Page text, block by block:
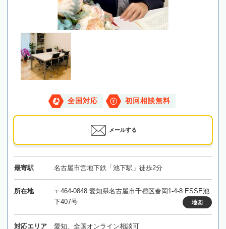
全国対応 初回相談無料
メールする
最寄駅 名古屋市営地下鉄「池下駅」徒歩2分
所在地
〒464-0848 愛知県名古屋市千種区春岡1-4-8 ESSE池
下407号
地図
対応エリア 愛知、全国オンライン相談可